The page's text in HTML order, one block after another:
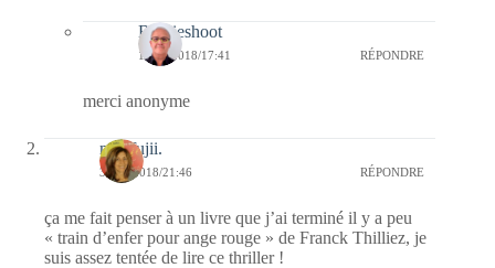
Bernieshoot
19/02/2018/17:41 RÉPONDRE
merci anonyme
missfujii.
31/01/2018/21:46 RÉPONDRE
ça me fait penser à un livre que j’ai terminé il y a peu
« train d’enfer pour ange rouge » de Franck Thilliez, je
suis assez tentée de lire ce thriller !